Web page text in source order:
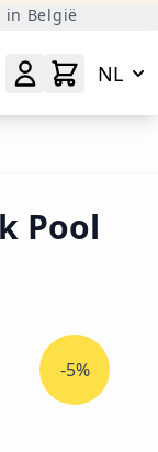
in België
NL
Pool
-5%